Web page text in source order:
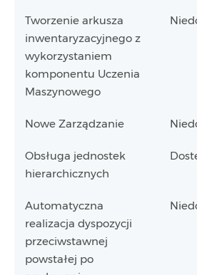
Tworzenie arkusza
inwentaryzacyjnego z
wykorzystaniem
komponentu Uczenia
Maszynowego
Nowe Zarządzanie
Obsługa jednostek
hierarchicznych
Automatyczna
realizacja dyspozycji
przeciwstawnej
powstałej po